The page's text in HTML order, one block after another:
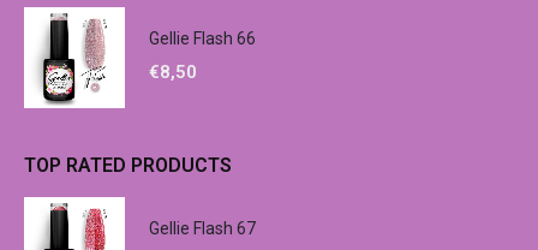
Gellie Flash 66
€8,50
TOP RATED PRODUCTS
Gellie Flash 67